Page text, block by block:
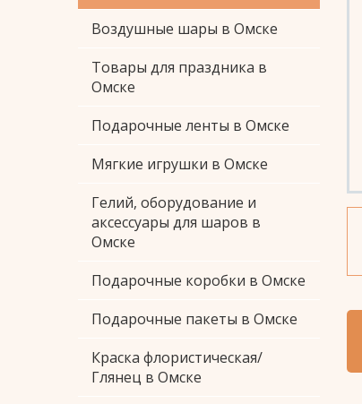
Воздушные шары в Омске
Товары для праздника в
Омске
Подарочные ленты в Омске
Мягкие игрушки в Омске
Гелий, оборудование и
аксессуары для шаров в
Омске
Подарочные коробки в Омске
Подарочные пакеты в Омске
Краска флористическая/
Глянец в Омске